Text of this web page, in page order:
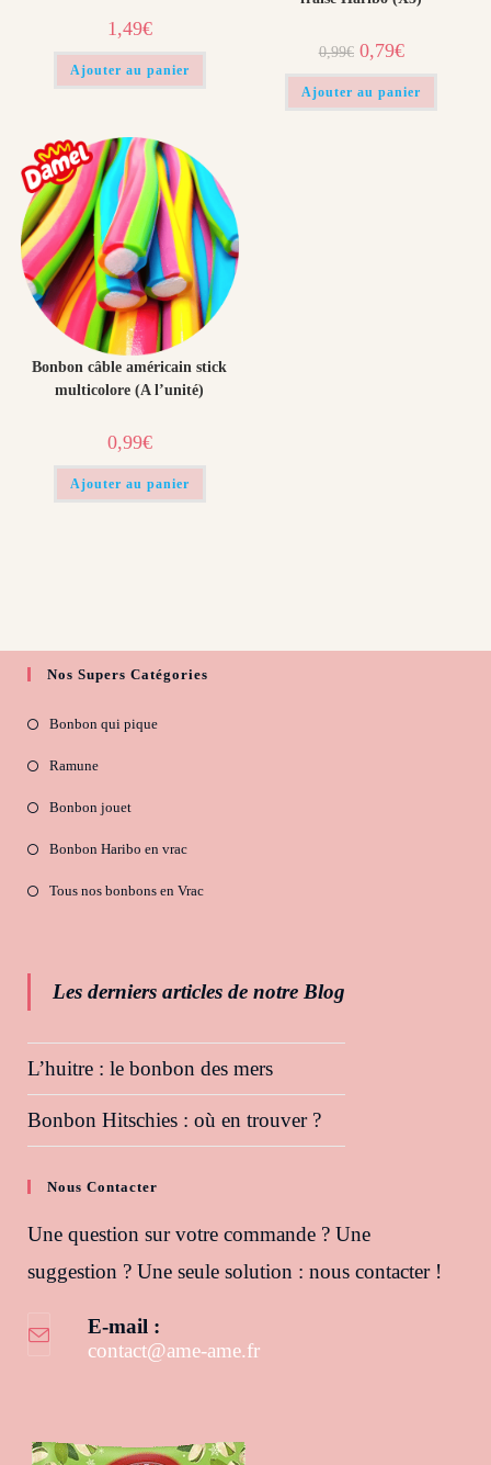
1,49€
Ajouter au panier
0,99€ Le
prix
initial
était :
0,79€Le
prix
actuel
est :
Ajouter au panier
Bonbon câble américain stick
multicolore (A l’unité)
0,99€
Ajouter au panier
Nos Supers Catégories
Bonbon qui pique
Ramune
Bonbon jouet
Bonbon Haribo en vrac
Tous nos bonbons en Vrac
Les derniers articles de notre Blog
L’huitre : le bonbon des mers
Bonbon Hitschies : où en trouver ?
Nous Contacter
Une question sur votre commande ? Une
suggestion ? Une seule solution : nous contacter !
E-mail :
contact@ame-ame.frS’ouvre dans votre application